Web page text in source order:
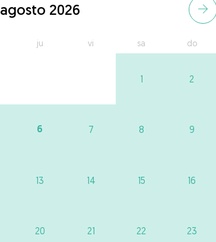
agosto 2026
ju vi sa do
1 2
6 7 8 9
13 14 15 16
20 21 22 23